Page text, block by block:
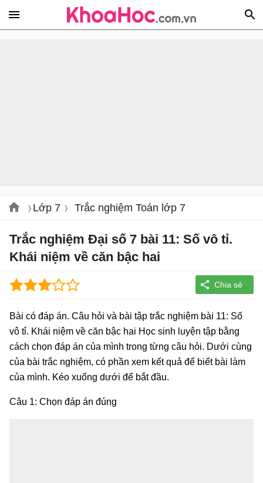
Lớp 7 Trắc nghiệm Toán lớp 7
Trắc nghiệm Đại số 7 bài 11: Số vô tỉ.
Khái niệm về căn bậc hai
Bài có đáp án. Câu hỏi và bài tập trắc nghiệm bài 11: Số
vô tỉ. Khái niệm về căn bậc hai Học sinh luyện tập bằng
cách chọn đáp án của mình trong từng câu hỏi. Dưới cùng
của bài trắc nghiệm, có phần xem kết quả để biết bài làm
của mình. Kéo xuống dưới để bắt đầu.
Câu 1: Chọn đáp án đúng